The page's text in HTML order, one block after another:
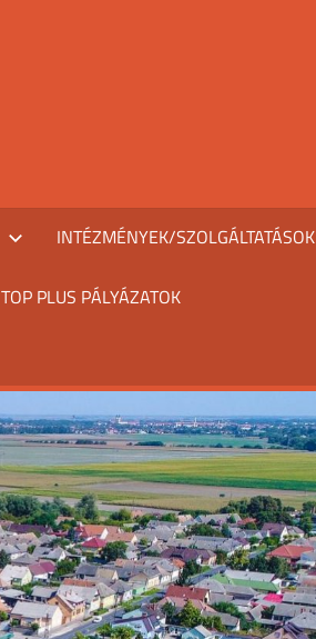
INTÉZMÉNYEK/SZOLGÁLTATÁSOK
TOP PLUS PÁLYÁZATOK